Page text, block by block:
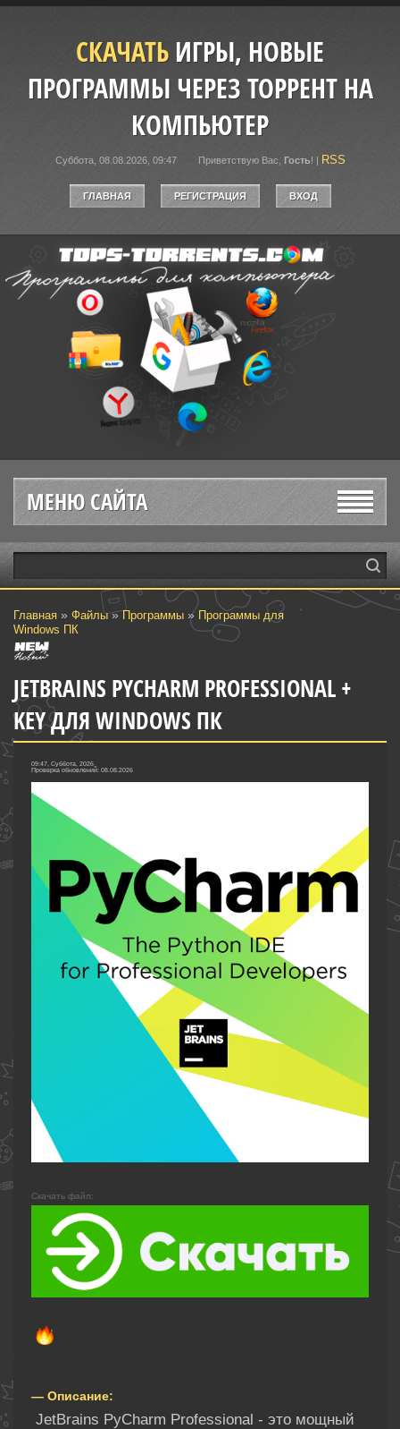
СКАЧАТЬИГРЫ, НОВЫЕ
ПРОГРАММЫ ЧЕРЕЗ ТОРРЕНТ НА
КОМПЬЮТЕР
Суббота, 08.08.2026, 09:47 Приветствую Вас Гость! | RSS
ГЛАВНАЯ РЕГИСТРАЦИЯ ВХОД
МЕНЮ САЙТА
Главная » Файлы»Программы » Программы для
Windows ПК
JETBRAINS PYCHARM PROFESSIONAL +
KEY ДЛЯ WINDOWS ПК
09:47, Суббота, 2026
Проверка обновлений: 08.08.2026
Скачать файл:
— Описание:
JetBrains PyCharm Professional - это мощный